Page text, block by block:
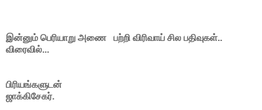
இன்னும் பெரியாறு அணை பற்றி விரிவாய் சில பதிவுகள்..
விரைவில்...
பிரியங்களுடன்
ஜாக்கிசேகர்.